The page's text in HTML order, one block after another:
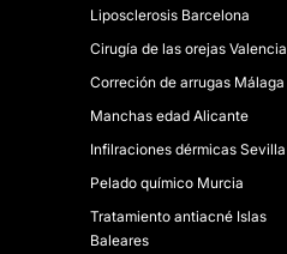
Liposclerosis Barcelona
Cirugía de las orejas Valencia
Correción de arrugas Málaga
Manchas edad Alicante
Infilraciones dérmicas Sevilla
Pelado químico Murcia
Tratamiento antiacné Islas
Baleares